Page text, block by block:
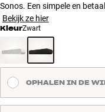
Sonos. Een simpele en
Bekijk ze hier
KleurZwart
OPHALEN IN DE